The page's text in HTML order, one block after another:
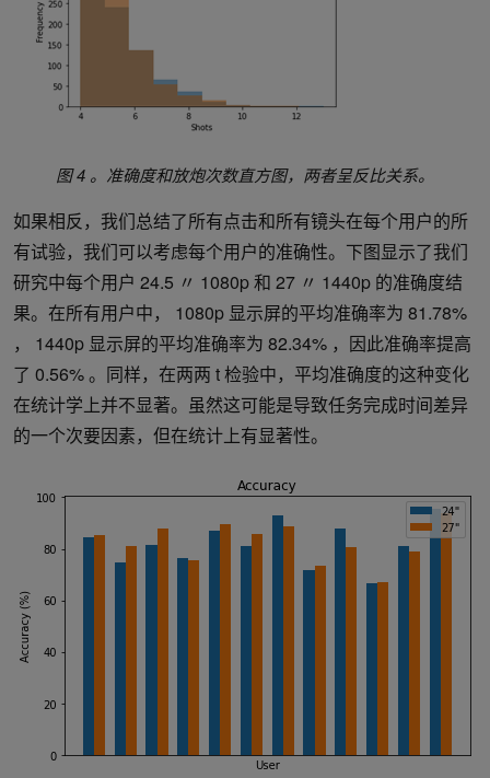
图 4 。准确度和放炮次数直方图，两者呈反比关系。
如果相反，我们总结了所有点击和所有镜头在每个用户的所
有试验，我们可以考虑每个用户的准确性。下图显示了我们
研究中每个用户 24.5 〃 1080p 和 27 〃 1440p 的准确度结
果。在所有用户中， 1080p 显示屏的平均准确率为 81.78%
， 1440p 显示屏的平均准确率为 82.34% ，因此准确率提高
了 0.56% 。同样，在两两 t 检验中，平均准确度的这种变化
在统计学上并不显著。虽然这可能是导致任务完成时间差异
的一个次要因素，但在统计上有显著性。